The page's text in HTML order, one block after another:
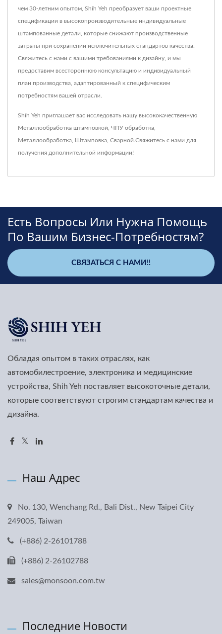
чем 30-летним опытом, Shih Yeh преобразует ваши проектные
спецификации в высокопроизводительные индивидуальные
штампованные детали, которые снижают производственные
затраты при сохранении исключительных стандартов качества.
Свяжитесь с нами с вашими требованиями к дизайну, и мы
предоставим всестороннюю консультацию и индивидуальный
план производства, адаптированный к специфическим
потребностям вашей отрасли.
Shih Yeh приглашает вас исследовать нашу высококачественную
Металлообработка штамповкой ЧПУ обработка
Металлообработка Штамповка Сварной Свяжитесь с нами для
получения дополнительной информации!
Есть Вопросы Или Нужна Помощь
По Вашим Бизнес-Потребностям?
СВЯЗАТЬСЯ С НАМИ!!
Обладая опытом в таких отраслях, как
автомобилестроение, электроника и медицинские
устройства, Shih Yeh поставляет высокоточные детали,
которые соответствуют строгим стандартам качества и
дизайна.
Наш Адрес
No. 130, Wenchang Rd., Bali Dist., New Taipei City
249005, Taiwan
(+886) 2-26101788
(+886) 2-26102788
sales@monsoon.com.tw
Последние Новости